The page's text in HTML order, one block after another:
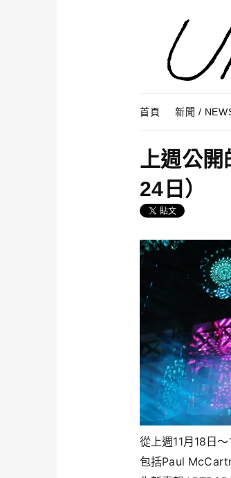
Menu
首頁
新聞 /
上週公開
24日）
從上週11月18日
包括Paul